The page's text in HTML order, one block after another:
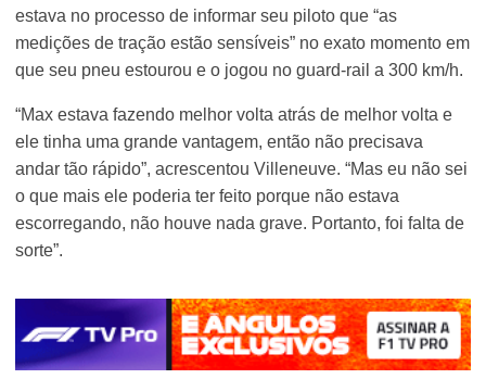
estava no processo de informar seu piloto que “as
medições de tração estão sensíveis” no exato momento em
que seu pneu estourou e o jogou no guard-rail a 300 km/h.
“Max estava fazendo melhor volta atrás de melhor volta e
ele tinha uma grande vantagem, então não precisava
andar tão rápido”, acrescentou Villeneuve. “Mas eu não sei
o que mais ele poderia ter feito porque não estava
escorregando, não houve nada grave. Portanto, foi falta de
sorte”.